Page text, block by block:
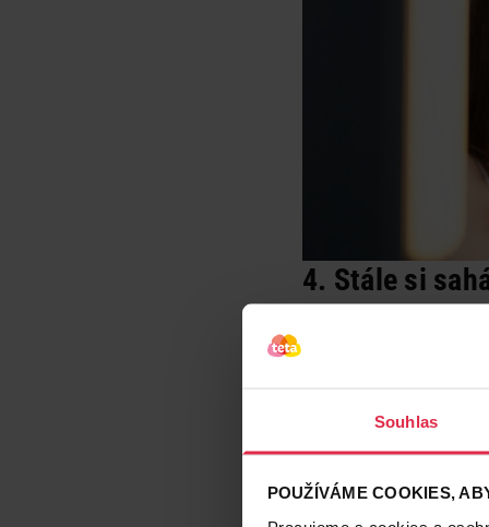
Souhlas
POUŽÍVÁME COOKIES,
4. Stále si
odličování.A vždy